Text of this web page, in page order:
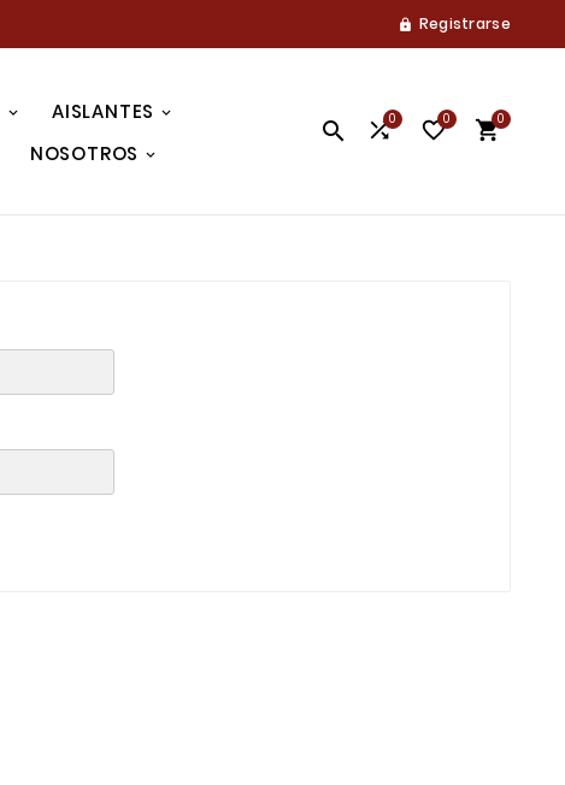
 Registrarse
AISLANTES
NOSOTROS
 0 0 0